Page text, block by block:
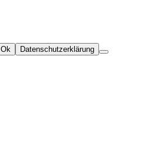
Ok Datenschutzerklärung